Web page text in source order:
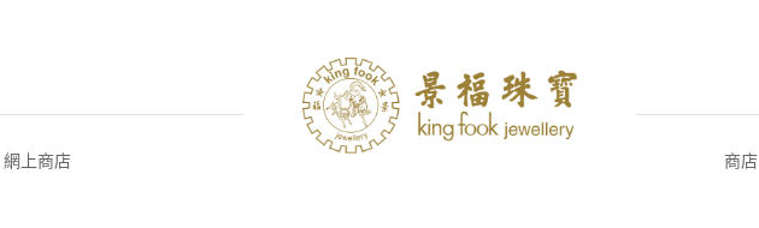
網上商店 商店